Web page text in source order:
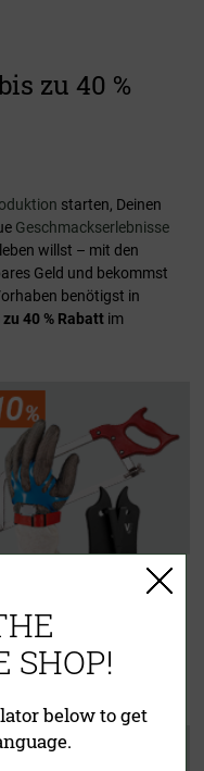
zu 40 %
starten, Deinen
Geschmackserlebnisse
willst – mit den
Geld und bekommst
benötigst in
zu 40 % Rabatt im
echte Jäger"
SHOP!
below to get